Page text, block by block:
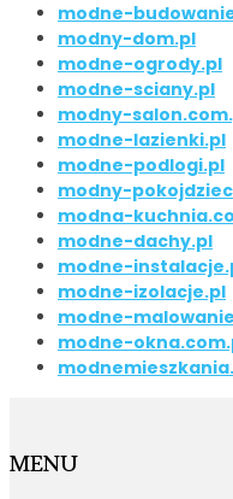
modne-
modny-dom.pl
modne-ogrody.pl
modne-sciany.pl
modny-
modne-lazienki.pl
modne-podlogi.pl
modny-
modna-
modne-dachy.pl
modne-
modne-izolacje.pl
modne-
modne-
MENU